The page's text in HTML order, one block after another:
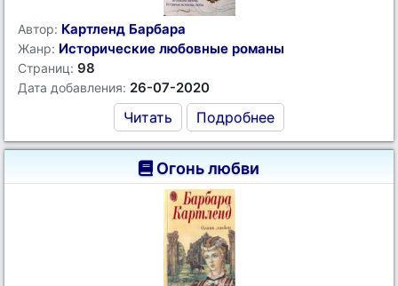
Автор: Картленд Барбара
Жанр: Исторические любовные романы
Страниц: 98
Дата добавления: 26-07-2020
Читать Подробнее
Огонь любви